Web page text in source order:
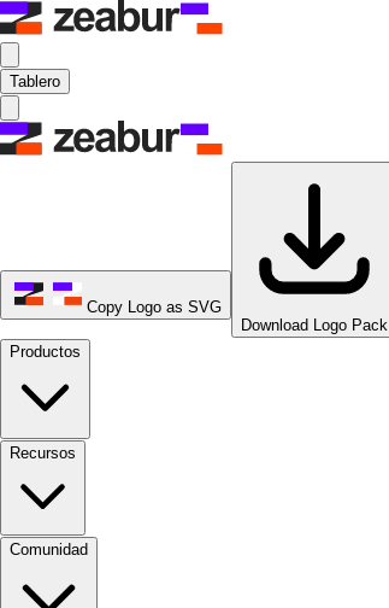
Tablero
Copy Logo as SVG
Download Logo Pack
Productos
Recursos
Comunidad